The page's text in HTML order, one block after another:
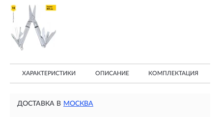
ХАРАКТЕРИСТИКИ ОПИСАНИЕ КОМПЛЕКТАЦИЯ
ДОСТАВКА В МОСКВА